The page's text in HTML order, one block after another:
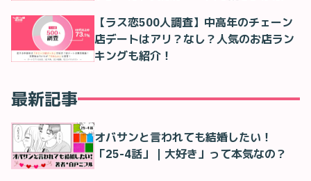
【ラス恋500人調査】中高年のチェーン
店デートはアリ？なし？人気のお店ラン
キングも紹介！
最新記事
オバサンと言われても結婚したい！
「25-4話」｜大好き」って本気なの？